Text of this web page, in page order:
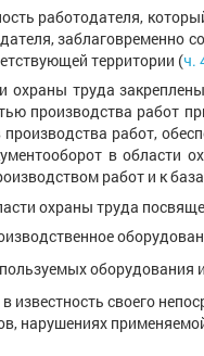
работодателя,
территории (ч.
охраны труда
производства работ
работ,
в области
работ и к
охраны труда
оборудования
известность своего
нарушениях